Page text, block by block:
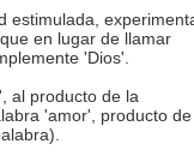
estimulada,
en lugar de llamar
'Dios'.
al producto de la
'amor', producto